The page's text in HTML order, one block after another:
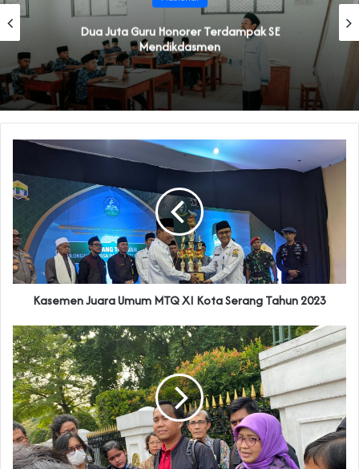
Dua Juta Guru Honorer Terdampak SE
Mendikdasmen
Kasemen Juara Umum MTQ XI Kota Serang Tahun 2023